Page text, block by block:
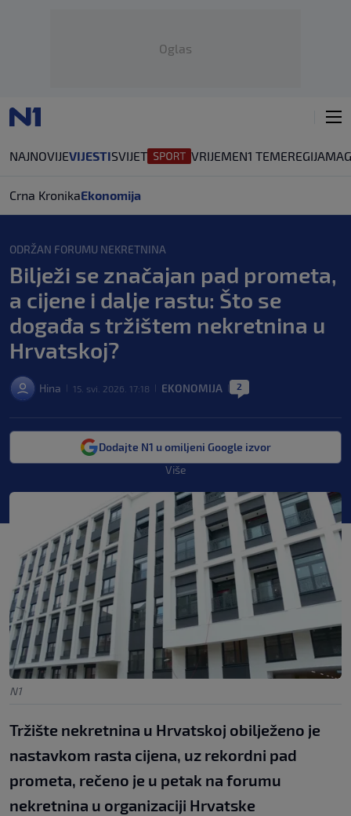
Oglas
NAJNOVIJEVIJESTISVIJET VRIJEMEN1 TEMEREGIJA
Crna KronikaEkonomija
ODRŽAN FORUMU NEKRETNINA
Bilježi se značajan pad prometa,
a cijene i dalje rastu: Što se
događa s tržištem nekretnina u
Hrvatskoj?
Hina 15. svi. 2026. 17:18 EKONOMIJA 2
Dodajte N1 u omiljeni Google izvor
Više
N1
Tržište nekretnina u Hrvatskoj obilježeno je
nastavkom rasta cijena, uz rekordni pad
prometa, rečeno je u petak na forumu
nekretnina u organizaciji Hrvatske